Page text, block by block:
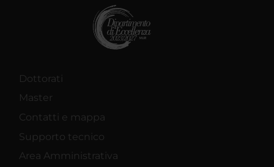
Dottorati
Master
Contatti e mappa
Supporto tecnico
Area Amministrativa